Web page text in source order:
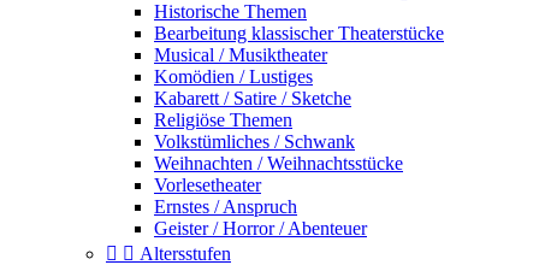
Historische Themen
Bearbeitung klassischer Theaterstücke
Musical / Musiktheater
Komödien / Lustiges
Kabarett / Satire / Sketche
Religiöse Themen
Volkstümliches / Schwank
Weihnachten / Weihnachtsstücke
Vorlesetheater
Ernstes / Anspruch
Geister / Horror / Abenteuer
  Altersstufen